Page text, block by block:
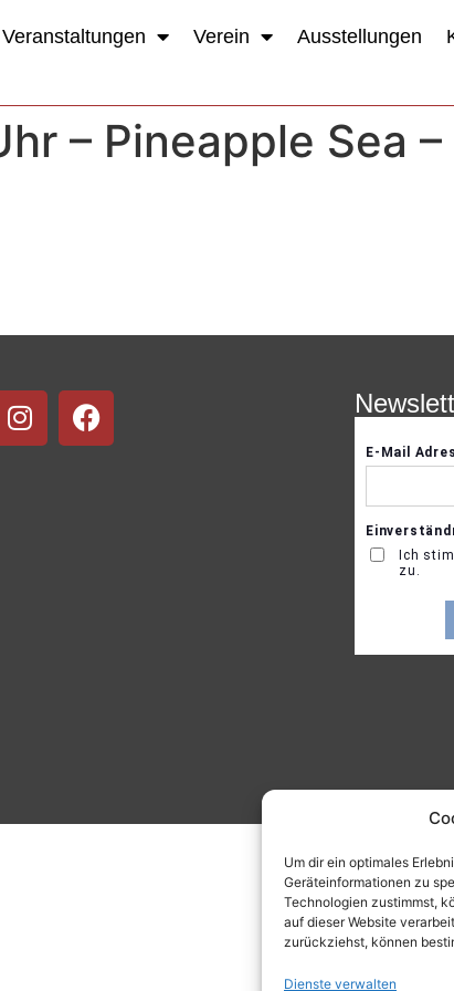
Um dir ein optimales
Geräteinformationen zu
Technologien zustimmst,
auf dieser Website
zurückziehst, können
Dienste verwalten
Veranstaltungen Verein Ausstellungen
– Pineapple Sea